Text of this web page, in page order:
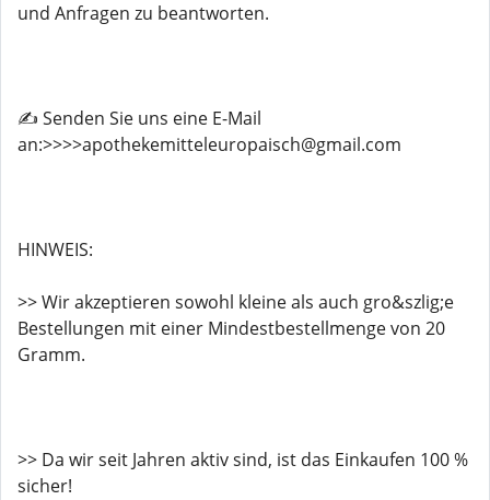
und Anfragen zu beantworten.
✍️ Senden Sie uns eine E-Mail
an:>>>>apothekemitteleuropaisch@gmail.com
HINWEIS:
>> Wir akzeptieren sowohl kleine als auch gro&szlig;e
Bestellungen mit einer Mindestbestellmenge von 20
Gramm.
>> Da wir seit Jahren aktiv sind, ist das Einkaufen 100 %
sicher!